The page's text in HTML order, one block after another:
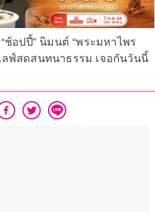
ช้อปปี้” นิมนต์ “พระมหาไพร
ฟ์สดสนทนาธรรม เจอกันวันนี้